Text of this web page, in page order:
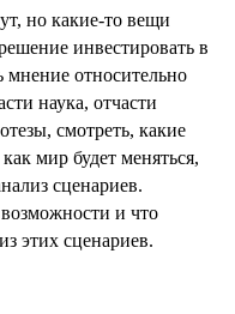
но какие-то вещи
инвестировать в
относительно
наука, отчасти
смотреть, какие
мир будет меняться,
сценариев.
и что
этих сценариев.